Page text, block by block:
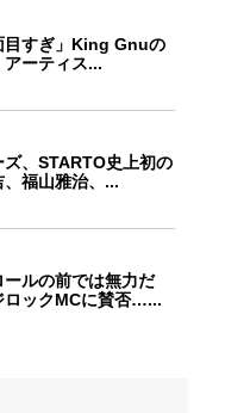
目すぎ」King Gnuの
ーティス...
、STARTO史上初の
福山雅治、...
ールの前では無力だ
ロックMCに賛否…...